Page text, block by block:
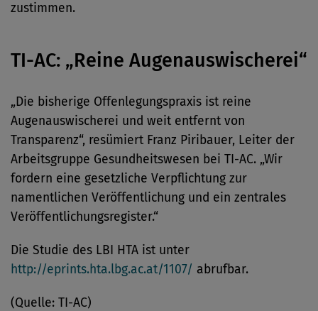
zustimmen.
TI-AC: „Reine Augenauswischerei“
„Die bisherige Offenlegungspraxis ist reine
Augenauswischerei und weit entfernt von
Transparenz“, resümiert Franz Piribauer, Leiter der
Arbeitsgruppe Gesundheitswesen bei TI-AC. „Wir
fordern eine gesetzliche Verpflichtung zur
namentlichen Veröffentlichung und ein zentrales
Veröffentlichungsregister.“
Die Studie des LBI HTA ist unter
http://eprints.hta.lbg.ac.at/1107/ abrufbar.
(Quelle: TI-AC)